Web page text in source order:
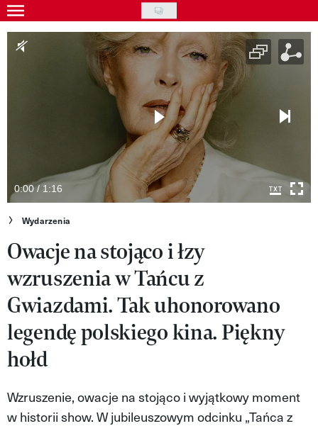
Skip
to
main
Wydarzenia
VIVA!MODA
VIVA!MAN
VIVA!PEOPLE POWER
VIVA!ITAKA
MAGAZYN VIVA!
0:00 / 1:16
Wydarzenia
Owacje na stojąco i łzy
wzruszenia w Tańcu z
Gwiazdami. Tak uhonorowano
legendę polskiego kina. Piękny
hołd
Wzruszenie, owacje na stojąco i wyjątkowy moment
w historii show. W jubileuszowym odcinku „Tańca z